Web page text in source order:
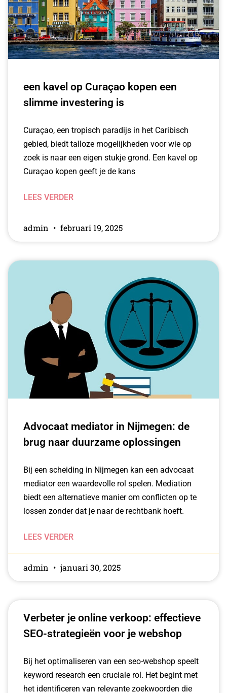
een kavel op Curaçao kopen een
slimme investering is
Curaçao, een tropisch paradijs in het Caribisch
gebied, biedt talloze mogelijkheden voor wie op
zoek is naar een eigen stukje grond. Een kavel op
Curaçao kopen geeft je de kans
LEES VERDER
admin februari 19, 2025
Advocaat mediator in Nijmegen: de
brug naar duurzame oplossingen
Bij een scheiding in Nijmegen kan een advocaat
mediator een waardevolle rol spelen. Mediation
biedt een alternatieve manier om conflicten op te
lossen zonder dat je naar de rechtbank hoeft.
LEES VERDER
admin januari 30, 2025
Verbeter je online verkoop: effectieve
SEO-strategieën voor je webshop
Bij het optimaliseren van een seo-webshop speelt
keyword research een cruciale rol. Het begint met
het identificeren van relevante zoekwoorden die